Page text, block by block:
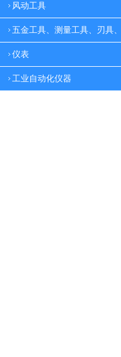
风动工具
五金工具、测量工具、刃具
仪表
工业自动化仪器